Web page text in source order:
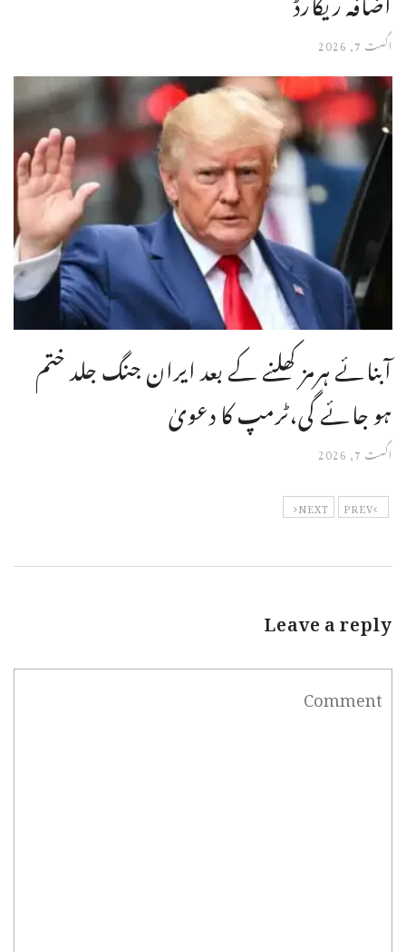
اگست 7, 2026
آبنائے ہرمز کھلنے کے بعد ایران جنگ جلد ختم
ہو جائے گی،ٹرمپ کا دعویٰ
اگست 7, 2026
PREV
NEXT
Leave a reply